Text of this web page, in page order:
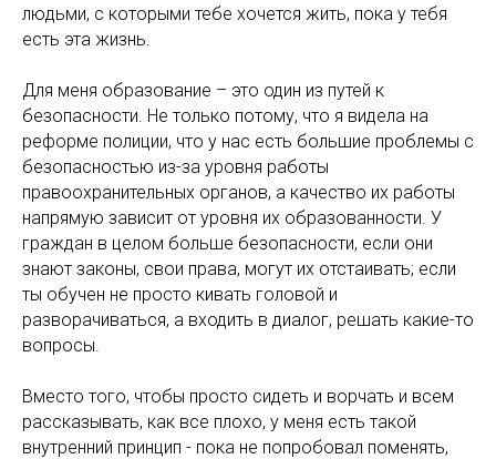
людьми, с которыми тебе хочется жить, пока у тебя
есть эта жизнь.
Для меня образование – это один из путей к
безопасности. Не только потому, что я видела на
реформе полиции, что у нас есть большие проблемы с
безопасностью из-за уровня работы
правоохранительных органов, а качество их работы
напрямую зависит от уровня их образованности. У
граждан в целом больше безопасности, если они
знают законы, свои права, могут их отстаивать; если
ты обучен не просто кивать головой и
разворачиваться, а входить в диалог, решать какие-то
вопросы.
Вместо того, чтобы просто сидеть и ворчать и всем
рассказывать, как все плохо, у меня есть такой
внутренний принцип - пока не попробовал поменять,